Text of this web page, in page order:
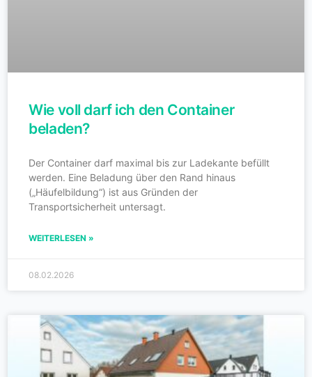
Wie voll darf ich den Container
beladen?
Der Container darf maximal bis zur Ladekante befüllt
werden. Eine Beladung über den Rand hinaus
(„Häufelbildung“) ist aus Gründen der
Transportsicherheit untersagt.
WEITERLESEN »
08.02.2026